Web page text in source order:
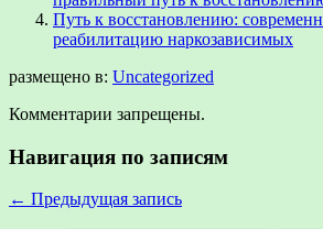
Путь к восстановлению:
реабилитацию наркозависимых
размещено в: Uncategorized
Комментарии запрещены.
Навигация по записям
← Предыдущая запись